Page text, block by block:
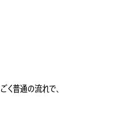
く普通の流れで、